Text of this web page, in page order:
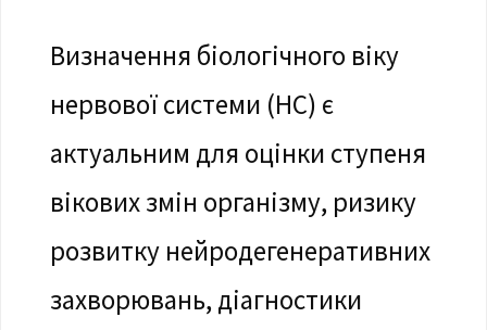
Визначення біологічного віку
нервової системи (НС) є
актуальним для оцінки ступеня
вікових змін організму, ризику
розвитку нейродегенеративних
захворювань, діагностики